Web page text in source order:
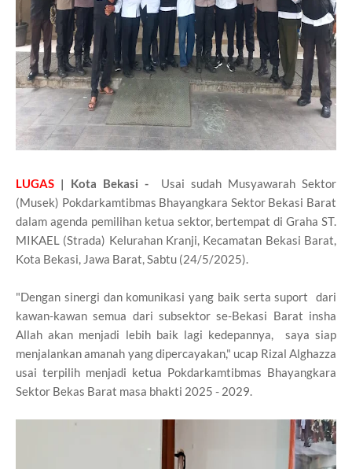
LUGAS | Kota Bekasi - Usai sudah Musyawarah Sektor
(Musek) Pokdarkamtibmas Bhayangkara Sektor Bekasi Barat
dalam agenda pemilihan ketua sektor, bertempat di Graha ST.
MIKAEL (Strada) Kelurahan Kranji, Kecamatan Bekasi Barat,
Kota Bekasi, Jawa Barat, Sabtu (24/5/2025).
"Dengan sinergi dan komunikasi yang baik serta suport dari
kawan-kawan semua dari subsektor se-Bekasi Barat insha
Allah akan menjadi lebih baik lagi kedepannya, saya siap
menjalankan amanah yang dipercayakan," ucap Rizal Alghazza
usai terpilih menjadi ketua Pokdarkamtibmas Bhayangkara
Sektor Bekas Barat masa bhakti 2025 - 2029.